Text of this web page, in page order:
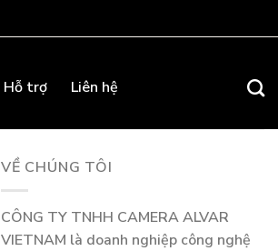
Hỗ trợ Liên hệ
VỀ CHÚNG TÔI
CÔNG TY TNHH CAMERA ALVAR
VIETNAM là doanh nghiệp công nghệ